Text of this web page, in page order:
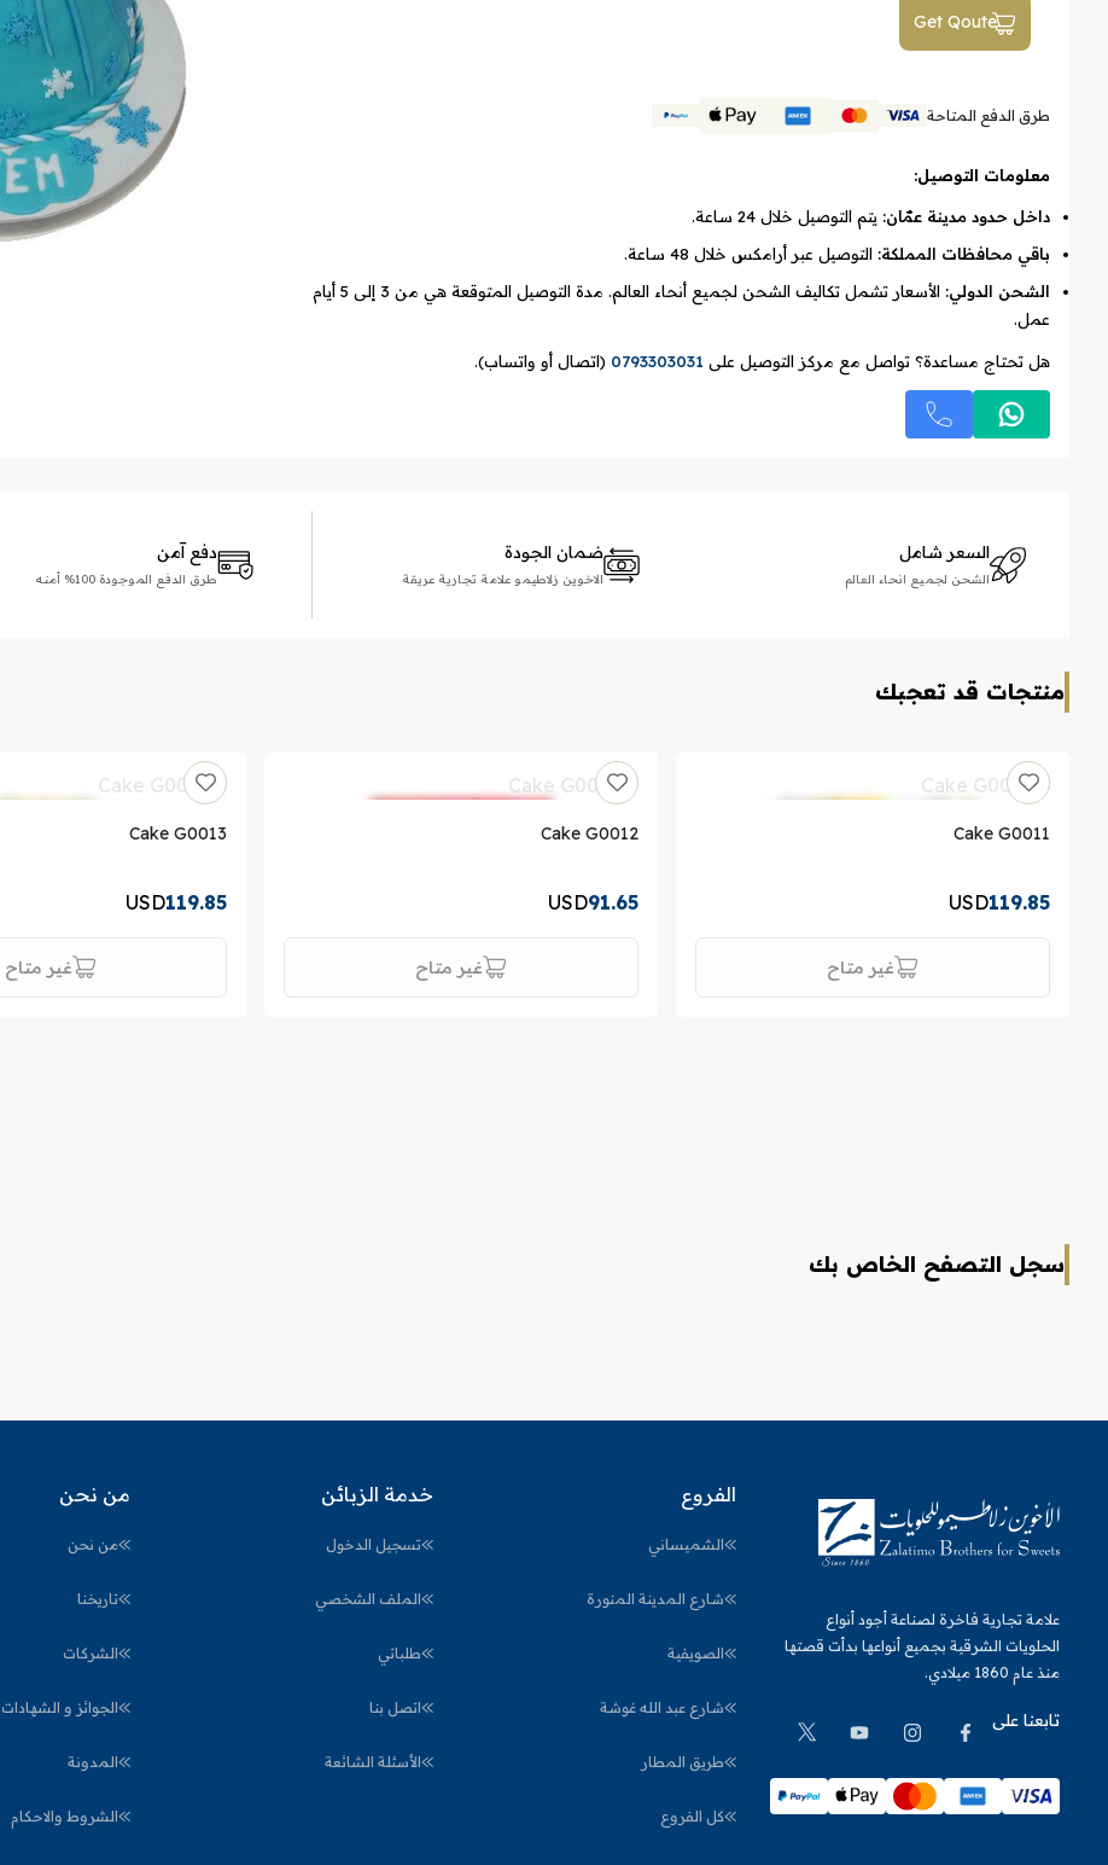
Get Qoute
طرق الدفع المتاحة
معلومات التوصيل:
داخل حدود مدينة عمّان: يتم التوصيل خلال 24 ساعة.
باقي محافظات المملكة: التوصيل عبر أرامكس خلال 48 ساعة.
الشحن الدولي:
الأسعار تشمل تكاليف الشحن لجميع أنحاء العالم. مدة التوصيل المتوقعة هي من 3 إلى 5 أيام
عمل.
هل تحتاج مساعدة؟ تواصل مع مركز التوصيل على 0793303031 (اتصال أو واتساب).
السعر شامل
الشحن لجميع انحاء العالم
ضمان الجودة
الاخوين زلاطيمو علامة تجارية عريقة
دفع آمن
طرق الدفع الموجودة 100% أمنه
منتجات قد تعجبك
Cake G0011
119.85
USD
غير متاح
Cake G0012
91.65
USD
غير متاح
Cake G0013
119.85
USD
غير متاح
سجل التصفح الخاص بك
علامة تجارية فاخرة لصناعة أجود أنواع
الحلويات الشرقية بجميع أنواعها بدأت قصتها
منذ عام 1860 ميلادي.
تابعنا على
الفروع
الشميساني
شارع المدينة المنورة
الصويفية
شارع عبد الله غوشة
طريق المطار
كل الفروع
خدمة الزبائن
تسجيل الدخول
الملف الشخصي
طلباتي
اتصل بنا
الأسئلة الشائعة
من نحن
من نحن
تاريخنا
الشركات
الجوائز و الشهادات
المدونة
الشروط والاحكام